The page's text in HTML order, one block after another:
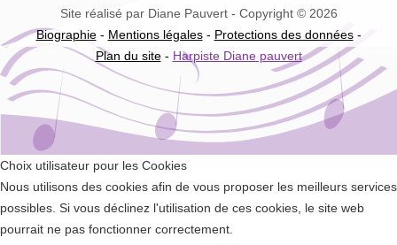
Site réalisé par Diane Pauvert - Copyright © 2026
Biographie- Mentions légales- Protections des données-
Plan du site- Harpiste Diane pauvert
Choix utilisateur pour les Cookies
Nous utilisons des cookies afin de vous proposer les meilleurs services
possibles. Si vous déclinez l'utilisation de ces cookies, le site web
pourrait ne pas fonctionner correctement.